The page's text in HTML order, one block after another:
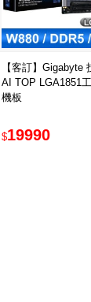
【客訂】Gigabyte
AI TOP LGA1851
機板
$19990